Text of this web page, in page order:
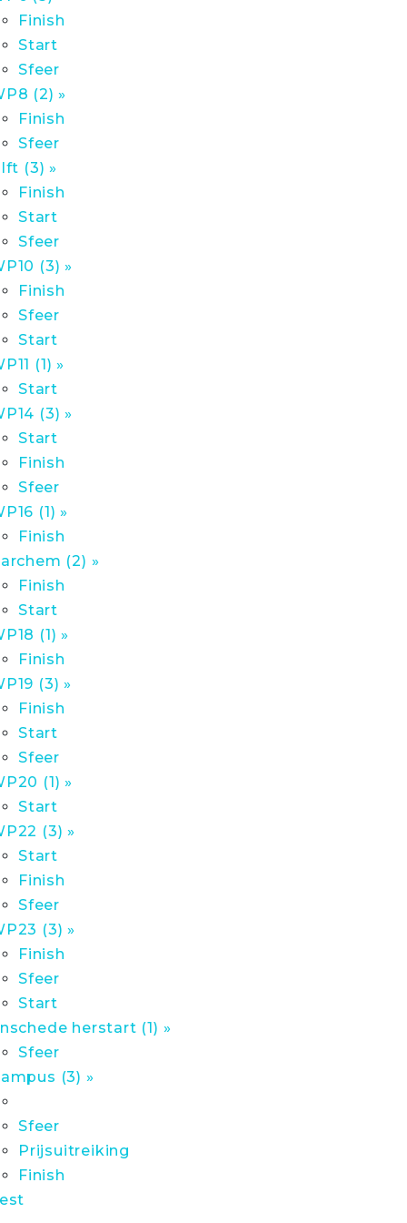
Finish
Start
Sfeer
(2) »
Finish
Sfeer
(3) »
Finish
Start
Sfeer
(3) »
Finish
Sfeer
Start
(1) »
Start
(3) »
Start
Finish
Sfeer
(1) »
Finish
(2) »
Finish
Start
(1) »
Finish
(3) »
Finish
Start
Sfeer
(1) »
Start
(3) »
Start
Finish
Sfeer
(3) »
Finish
Sfeer
Start
herstart (1) »
Sfeer
(3) »
Sfeer
Prijsuitreiking
Finish